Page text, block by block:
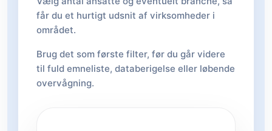
får du et hurtigt udsnit af virksomheder i
området.
Brug det som første filter, før du går videre
til fuld emneliste, databerigelse eller løbende
overvågning.